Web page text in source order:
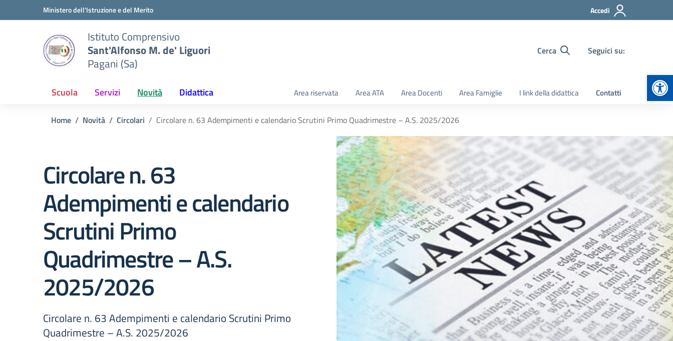
Vai ai contenuti
Vai al menu di navigazioneMinistero dell'Istruzione e del Merito Accedi
Istituto Comprensivo
Sant'Alfonso M. de' Liguori
Pagani (Sa)
Cerca Seguici su:
Scuola Servizi Novità Didattica Area riservata Area ATA Area Docenti Area Famiglie I link della didattica Contatti
Home Novità Circolari Circolare n. 63 Adempimenti e calendario Scrutini Primo Quadrimestre – A.S. 2025/2026
Circolare n. 63
Adempimenti e calendario
Scrutini Primo
Quadrimestre – A.S.
2025/2026
Circolare n. 63 Adempimenti e calendario Scrutini Primo
Quadrimestre – A.S. 2025/2026